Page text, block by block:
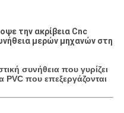
την ακρίβεια Cnc
μερών μηχανών στη
συνήθεια που γυρίζει
PVC που επεξεργάζονται